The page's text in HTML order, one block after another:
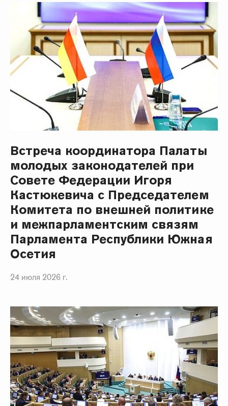
Встреча координатора Палаты
молодых законодателей при
Совете Федерации Игоря
Кастюкевича с Председателем
Комитета по внешней политике
и межпарламентским связям
Парламента Республики Южная
Осетия
24 июля 2026 г.